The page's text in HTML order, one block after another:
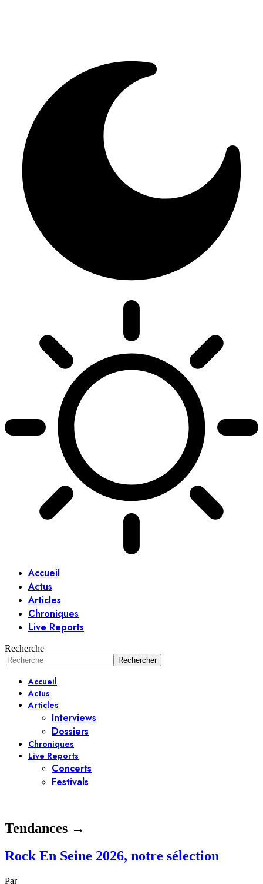
Accueil
Actus
Articles
Chroniques
Live Reports
Recherche
Accueil
Actus
Articles
Interviews
Dossiers
Chroniques
Live Reports
Concerts
Festivals
Tendances →
Rock En Seine 2026, notre sélection
Par